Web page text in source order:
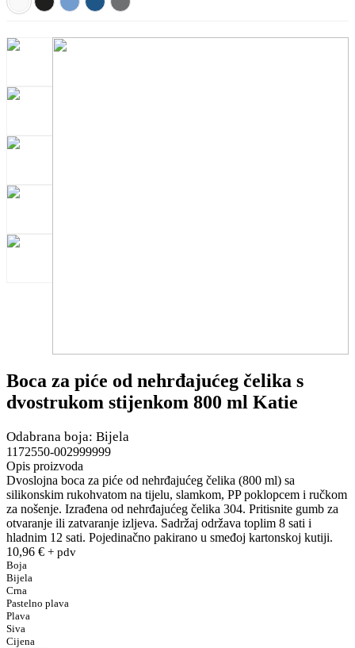
Boca za piće od nehrđajućeg čelika s
dvostrukom stijenkom 800 ml Katie
Odabrana boja: Bijela
1172550-002999999
Opis proizvoda
Dvoslojna boca za piće od nehrđajućeg čelika (800 ml) sa
silikonskim rukohvatom na tijelu, slamkom, PP poklopcem i ručkom
za nošenje. Izrađena od nehrđajućeg čelika 304. Pritisnite gumb za
otvaranje ili zatvaranje izljeva. Sadržaj održava toplim 8 sati i
hladnim 12 sati. Pojedinačno pakirano u smeđoj kartonskoj kutiji.
10,96 € + pdv
Boja
Bijela
Crna
Pastelno plava
Plava
Siva
Cijena